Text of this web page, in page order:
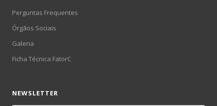
Perguntas Frequentes
Órgãos Sociais
Galeria
Ficha Técnica FatorC
NEWSLETTER